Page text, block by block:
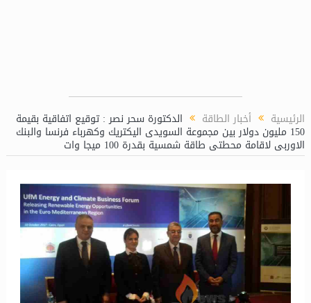
الرئيسية أخبار الطاقة الدكتورة سحر نصر : توقيع اتفاقية بقيمة
150 مليون دولار بين مجموعة السويدى اليكتريك وكهرباء فرنسا والبنك
الاوربى لاقامة محطتى طاقة شمسية بقدرة 100 ميجا وات